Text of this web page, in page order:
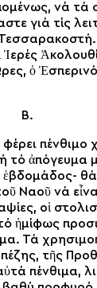
νά
γιά τίς
ὁ
Β.
φέ­ρει
τό ἀ­πό­γευ­μα
θά
Να­οῦ νά
οἱ
ἡ­μί­φως
Τά
τῆς
πέν­θι­μα,